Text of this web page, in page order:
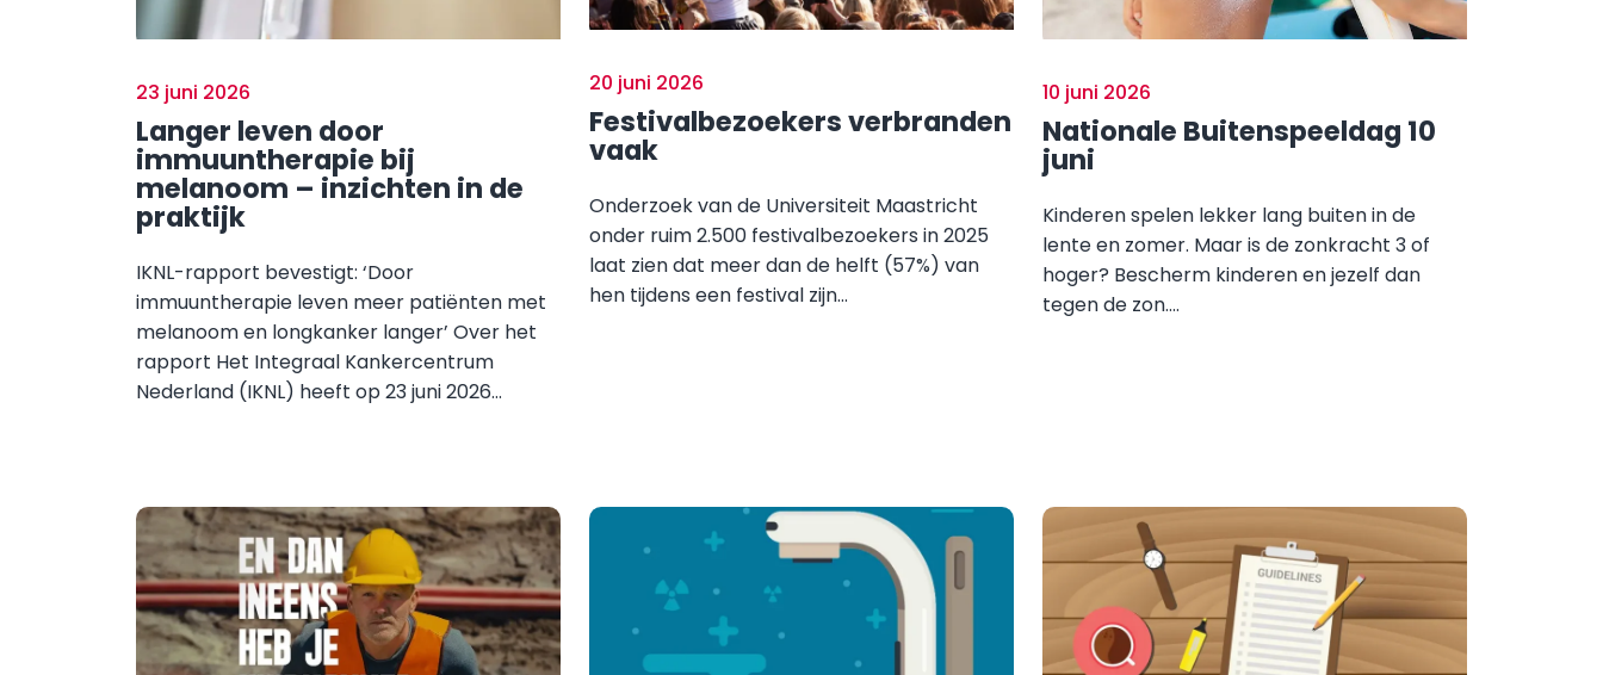
23 juni 2026
Langer leven door
immuuntherapie bij
melanoom – inzichten in de
praktijk
IKNL-rapport bevestigt: ‘Door
immuuntherapie leven meer patiënten met
melanoom en longkanker langer’ Over het
rapport Het Integraal Kankercentrum
Nederland (IKNL) heeft op 23 juni 2026...
20 juni 2026
Festivalbezoekers verbranden
vaak
Onderzoek van de Universiteit Maastricht
onder ruim 2.500 festivalbezoekers in 2025
laat zien dat meer dan de helft (57%) van
hen tijdens een festival zijn...
10 juni 2026
Nationale Buitenspeeldag 10
juni
Kinderen spelen lekker lang buiten in de
lente en zomer. Maar is de zonkracht 3 of
hoger? Bescherm kinderen en jezelf dan
tegen de zon....